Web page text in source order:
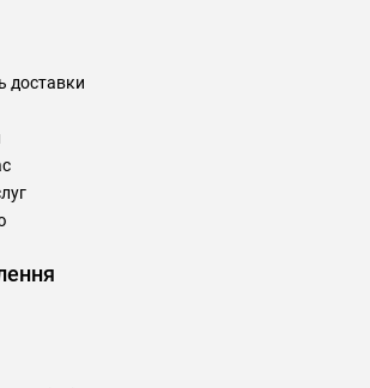
доставки